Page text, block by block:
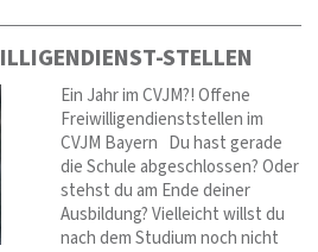
STELLEN
Ein Jahr im CVJM?! Offene
Freiwilligendienststellen im
CVJM Bayern Du hast gerade
die Schule abgeschlossen? Oder
stehst du am Ende deiner
Ausbildung? Vielleicht willst du
nach dem Studium noch nicht